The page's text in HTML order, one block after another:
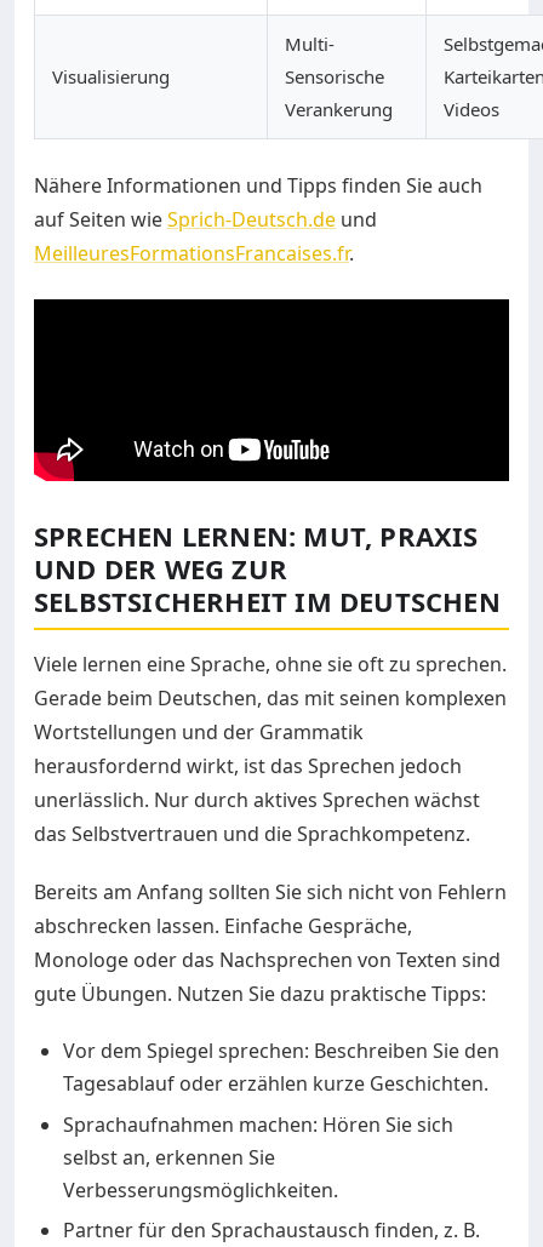
Visualisierung
Multi-
Sensorische
Verankerung
Videos
Nähere Informationen und Tipps finden Sie auch
auf Seiten wieSprich-Deutsch.de und
MeilleuresFormationsFrancaises.fr.
SPRECHEN LERNEN: MUT, PRAXIS
UND DER WEG ZUR
SELBSTSICHERHEIT IM DEUTSCHEN
Viele lernen eine Sprache, ohne sie oft zu sprechen.
Gerade beim Deutschen, das mit seinen komplexen
Wortstellungen und der Grammatik
herausfordernd wirkt, ist das Sprechen jedoch
unerlässlich. Nur durch aktives Sprechen wächst
das Selbstvertrauen und die Sprachkompetenz.
Bereits am Anfang sollten Sie sich nicht von Fehlern
abschrecken lassen. Einfache Gespräche,
Monologe oder das Nachsprechen von Texten sind
gute Übungen. Nutzen Sie dazu praktische Tipps:
Vor dem Spiegel sprechen: Beschreiben Sie den
Tagesablauf oder erzählen kurze Geschichten.
Sprachaufnahmen machen: Hören Sie sich
selbst an, erkennen Sie
Verbesserungsmöglichkeiten.
Partner für den Sprachaustausch finden, z. B.